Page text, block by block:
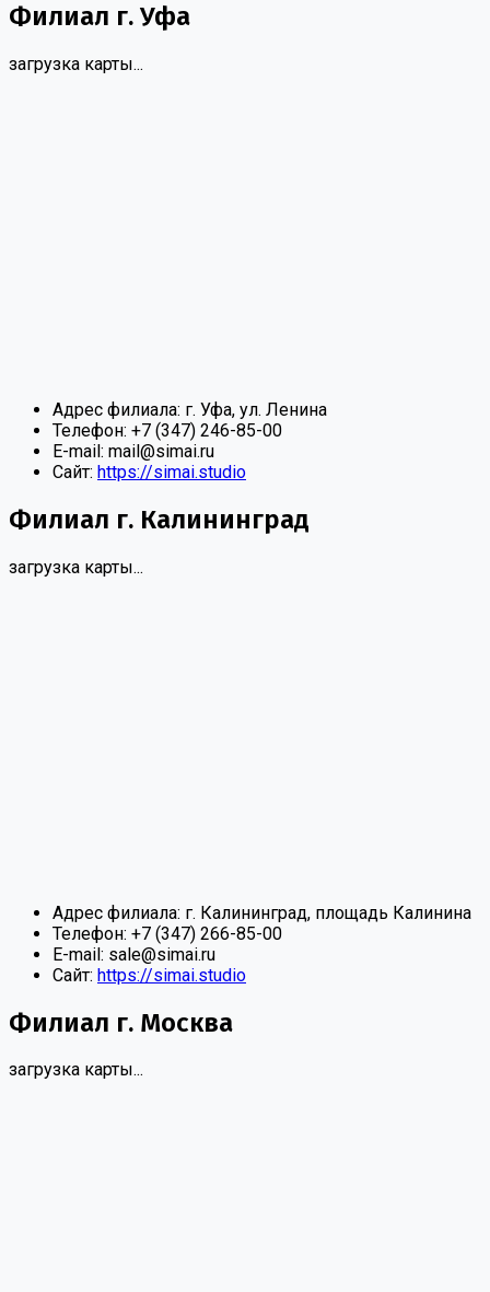
Филиал г. Уфа
загрузка карты...
Адрес филиала: г. Уфа, ул. Ленина
Телефон: +7 (347) 246-85-00
E-mail: mail@simai.ru
Сайт: https://simai.studio
Филиал г. Калининград
загрузка карты...
Адрес филиала: г. Калининград, площадь Калинина
Телефон: +7 (347) 266-85-00
E-mail: sale@simai.ru
Сайт: https://simai.studio
Филиал г. Москва
загрузка карты...